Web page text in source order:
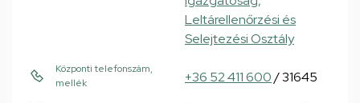
Leltárellenőrzési és
Selejtezési Osztály
Központi telefonszám,
mellék
+36 52 411 600/ 31645